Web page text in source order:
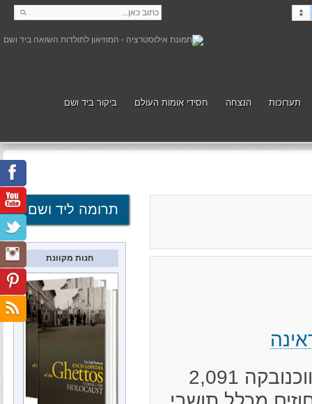
תערוכות הנצחה חסידי אומות העולם ביקור ביד ושם
ב-1926 התגוררו בווכנובקה 2,091
תרומה ליד ושם
חנות מקוונת